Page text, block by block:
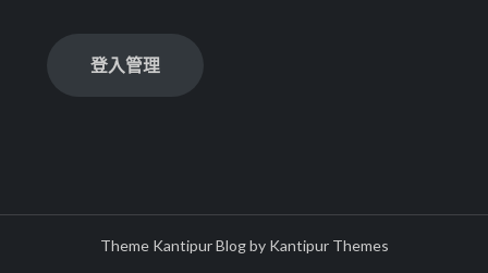
登入管理
Theme Kantipur Blog by Kantipur Themes